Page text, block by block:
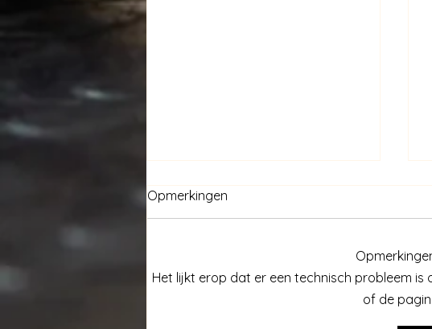
Opmerkingen
Het lijkt erop dat er een technisch probleem
of de